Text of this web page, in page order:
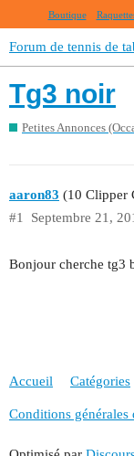
Boutique
Forum de tennis de
Tg3 noir
Petites Annonces
aaron83 (10 Clipper
Septembre 21,
#1
Bonjour cherche tg3
Accueil Catégories
Conditions